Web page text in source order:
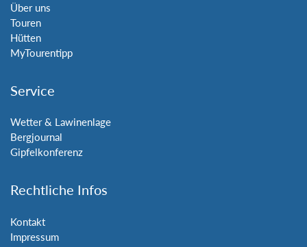
Über uns
Touren
Hütten
MyTourentipp
Service
Wetter & Lawinenlage
Bergjournal
Gipfelkonferenz
Rechtliche Infos
Kontakt
Impressum